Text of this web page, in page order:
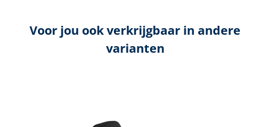
Voor jou ook verkrijgbaar in andere
varianten